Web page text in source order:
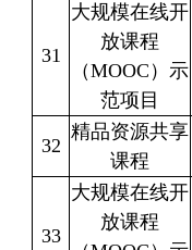
31
大规模在线开
放课程
（MOOC ）示
范项目
32
精品资源共享
课程
33
大规模在线开
放课程